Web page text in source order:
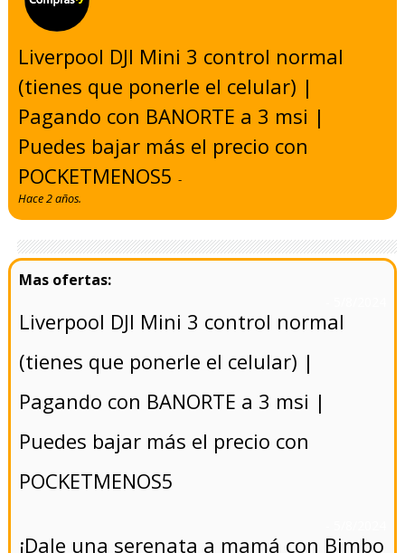
Liverpool DJI Mini 3 control normal
(tienes que ponerle el celular) |
Pagando con BANORTE a 3 msi |
Puedes bajar más el precio con
POCKETMENOS5-
Hace 2 años.
Liverpool DJI Mini 3 control normal
(tienes que ponerle el celular) |
Pagando con BANORTE a 3 msi |
Puedes bajar más el precio con
POCKETMENOS5
¡Dale una serenata a mamá con Bimbo